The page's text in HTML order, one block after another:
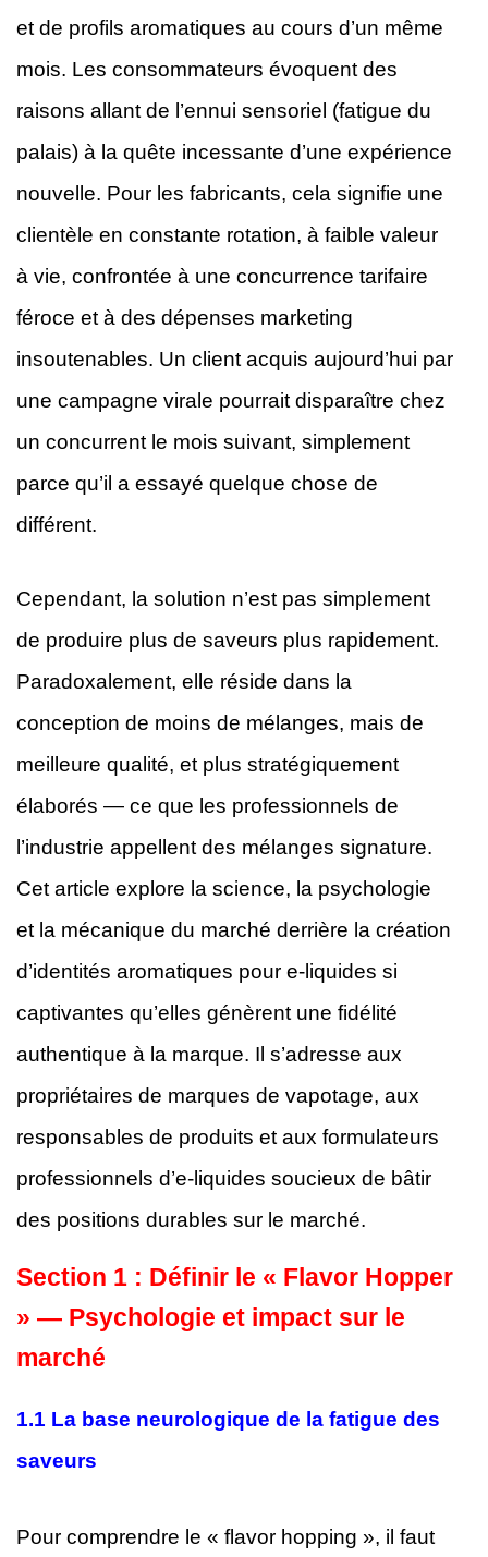
et de profils aromatiques au cours d’un même
mois. Les consommateurs évoquent des
raisons allant de l’ennui sensoriel (fatigue du
palais) à la quête incessante d’une expérience
nouvelle. Pour les fabricants, cela signifie une
clientèle en constante rotation, à faible valeur
à vie, confrontée à une concurrence tarifaire
féroce et à des dépenses marketing
insoutenables. Un client acquis aujourd’hui par
une campagne virale pourrait disparaître chez
un concurrent le mois suivant, simplement
parce qu’il a essayé quelque chose de
différent.
Cependant, la solution n’est pas simplement
de produire plus de saveurs plus rapidement.
Paradoxalement, elle réside dans la
conception de moins de mélanges, mais de
meilleure qualité, et plus stratégiquement
élaborés — ce que les professionnels de
l’industrie appellent des mélanges signature.
Cet article explore la science, la psychologie
et la mécanique du marché derrière la création
d’identités aromatiques pour e-liquides si
captivantes qu’elles génèrent une fidélité
authentique à la marque. Il s’adresse aux
propriétaires de marques de vapotage, aux
responsables de produits et aux formulateurs
professionnels d’e-liquides soucieux de bâtir
des positions durables sur le marché.
Section 1 : Définir le « Flavor Hopper
» — Psychologie et impact sur le
marché
1.1 La base neurologique de la fatigue des
saveurs
Pour comprendre le « flavor hopping », il faut